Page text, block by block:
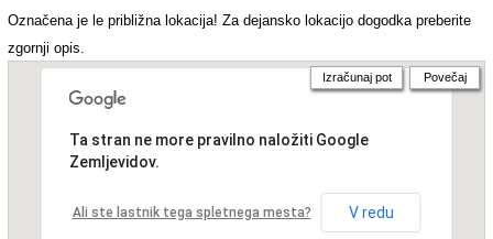
Označena je le približna lokacija! Za dejansko lokacijo dogodka preberite
zgornji opis.
Ta stran ne more pravilno naložiti Google
Zemljevidov.
Ali ste lastnik tega spletnega mesta? V redu
Izračunaj pot Povečaj